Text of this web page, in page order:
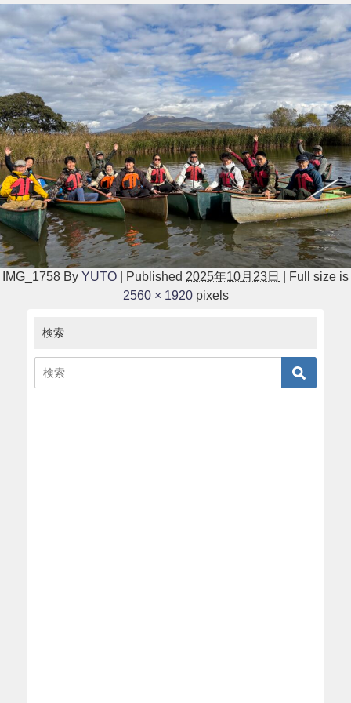
IMG_1758 By YUTO Published 2025年10月23日
Full size is
2560 × 1920pixels
検索